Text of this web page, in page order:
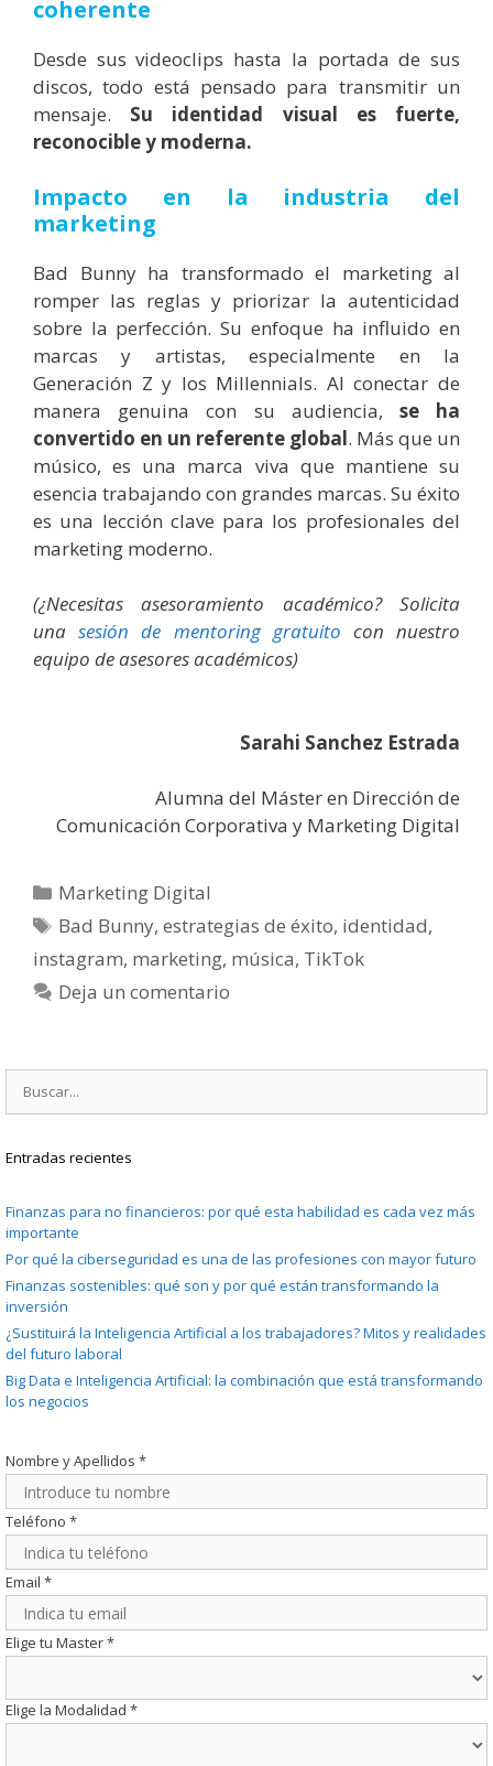
coherente
Desde sus videoclips hasta la portada de sus
discos, todo está pensado para transmitir un
mensaje. Su identidad visual es fuerte,
reconocible y moderna.
Impacto en la industria del
marketing
Bad Bunny ha transformado el marketing al
romper las reglas y priorizar la autenticidad
sobre la perfección. Su enfoque ha influido en
marcas y artistas, especialmente en la
Generación Z y los Millennials. Al conectar de
manera genuina con su audiencia, se ha
convertido en un referente global. Más que un
músico, es una marca viva que mantiene su
esencia trabajando con grandes marcas. Su éxito
es una lección clave para los profesionales del
marketing moderno.
(¿Necesitas asesoramiento académico? Solicita
unasesión de mentoring gratuito con nuestro
equipo de asesores académicos)
Sarahi Sanchez Estrada
Alumna del Máster en Dirección de
Comunicación Corporativa y Marketing Digital
Categorías
Marketing Digital
Etiquetas
Bad Bunny,estrategias de éxito, identidad,
instagram, marketing, música, TikTok
Deja un comentario
Entradas recientes
Finanzas para no financieros: por qué esta habilidad es cada vez más
importante
Por qué la ciberseguridad es una de las profesiones con mayor futuro
Finanzas sostenibles: qué son y por qué están transformando la
inversión
¿Sustituirá la Inteligencia Artificial a los trabajadores? Mitos y realidades
del futuro laboral
Big Data e Inteligencia Artificial: la combinación que está transformando
los negocios
Nombre y Apellidos *
Teléfono *
Email *
Elige tu Master*
Elige la Modalidad *